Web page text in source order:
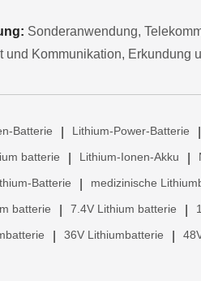
Sonderanwendung,
und Kommunikation, Erkundung
Batterie Lithium-Power-Batterie
batterie Lithium-Ionen-Akku
Batterie medizinische
batterie 7.4V Lithium batterie
36V Lithiumbatterie